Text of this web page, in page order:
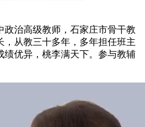
政治高级教师，石家庄市骨干教
，从教三十多年，多年担任班主
绩优异，桃李满天下。参与教辅